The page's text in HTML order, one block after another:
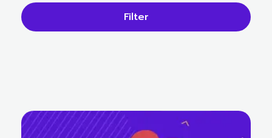
Filter